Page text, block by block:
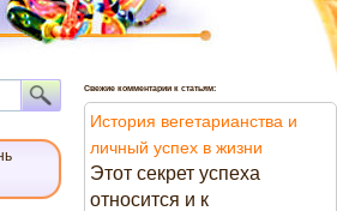
Свежие комментарии к статьям:
История вегетарианства и
личный успех в жизни
Этот секрет успеха
относится и к